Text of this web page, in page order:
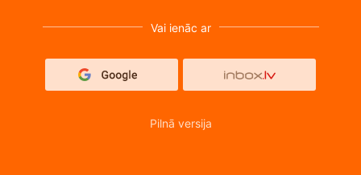
Vai ienāc ar
Pilnā versija